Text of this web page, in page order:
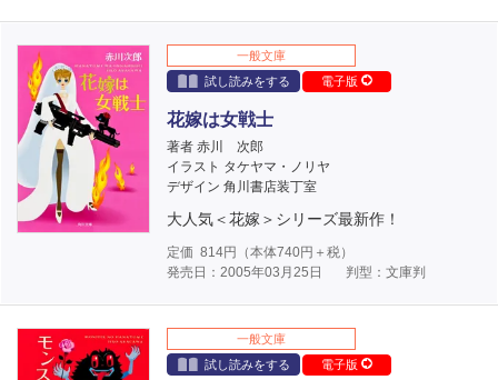
一般文庫
試し読みをする
電子版
花嫁は女戦士
著者 赤川 次郎
イラスト タケヤマ・ノリヤ
デザイン 角川書店装丁室
大人気＜花嫁＞シリーズ最新作！
定価 814円（本体740円＋税）
発売日：2005年03月25日
判型：文庫判
一般文庫
試し読みをする
電子版